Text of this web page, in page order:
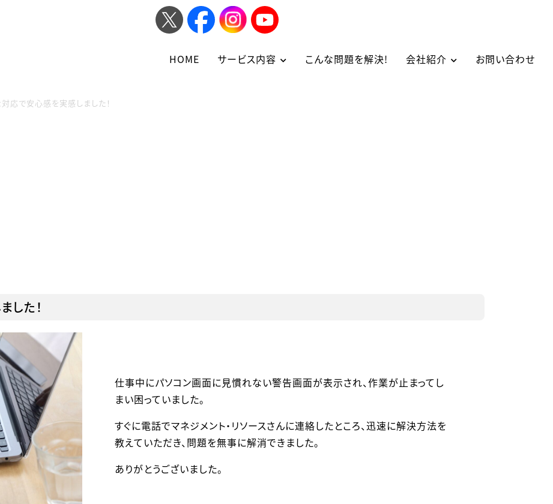
HOME サービス内容 こんな問題を解決! 会社紹介 お問い合わせ
応で安心感を実感しました！
した！
仕事中にパソコン画面に見慣れない警告画面が表示され、作業が止まってし
まい困っていました。
すぐに電話でマネジメント・リソースさんに連絡したところ、迅速に解決方法を
教えていただき、問題を無事に解消できました。
ありがとうございました。